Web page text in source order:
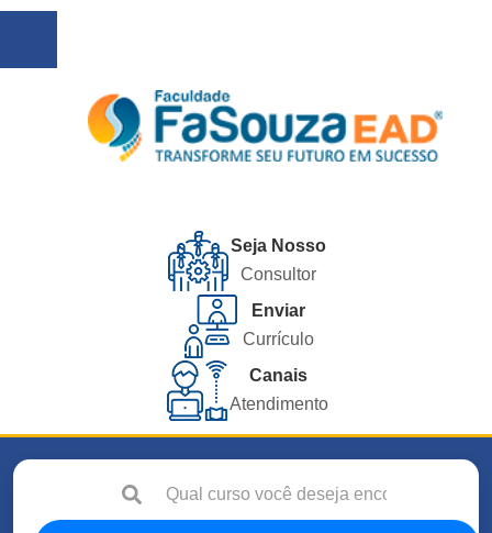
Seja Nosso
Consultor
Enviar
Currículo
Canais
Atendimento